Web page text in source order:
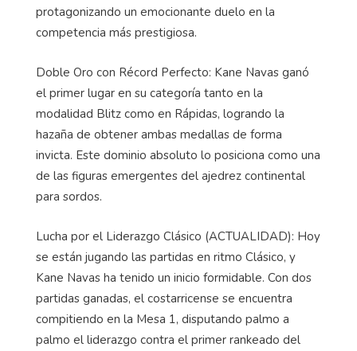
protagonizando un emocionante duelo en la
competencia más prestigiosa.
Doble Oro con Récord Perfecto: Kane Navas ganó
el primer lugar en su categoría tanto en la
modalidad Blitz como en Rápidas, logrando la
hazaña de obtener ambas medallas de forma
invicta. Este dominio absoluto lo posiciona como una
de las figuras emergentes del ajedrez continental
para sordos.
Lucha por el Liderazgo Clásico (ACTUALIDAD): Hoy
se están jugando las partidas en ritmo Clásico, y
Kane Navas ha tenido un inicio formidable. Con dos
partidas ganadas, el costarricense se encuentra
compitiendo en la Mesa 1, disputando palmo a
palmo el liderazgo contra el primer rankeado del